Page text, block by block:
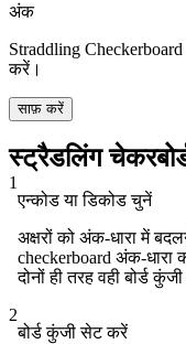
अंक
Straddling
करें।
साफ़ करें
स्ट्रैडलिंग
1
एन्कोड या डिकोड चुनें
अक्षरों को अंक-धारा में
checkerboard अंक-धारा
दोनों ही तरह वही बोर्ड
2
बोर्ड कुंजी सेट करें